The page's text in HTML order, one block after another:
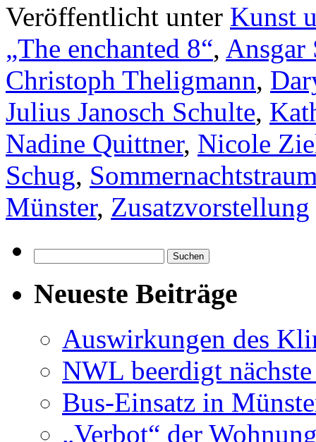
Veröffentlicht unter Kunst
„The enchanted 8“, Ansgar
Christoph Theligmann,
Julius Janosch Schulte,
Nadine Quittner, Nicole
Schug,
Münster, Zusatzvorstellung
nach:
Neueste Beiträge
Auswirkungen des
NWL beerdigt
Bus-Einsatz in
„Verbot“ der